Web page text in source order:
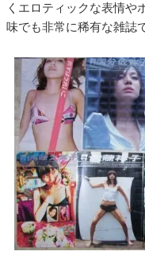
くエロティックな表情や
味でも非常に稀有な雑誌